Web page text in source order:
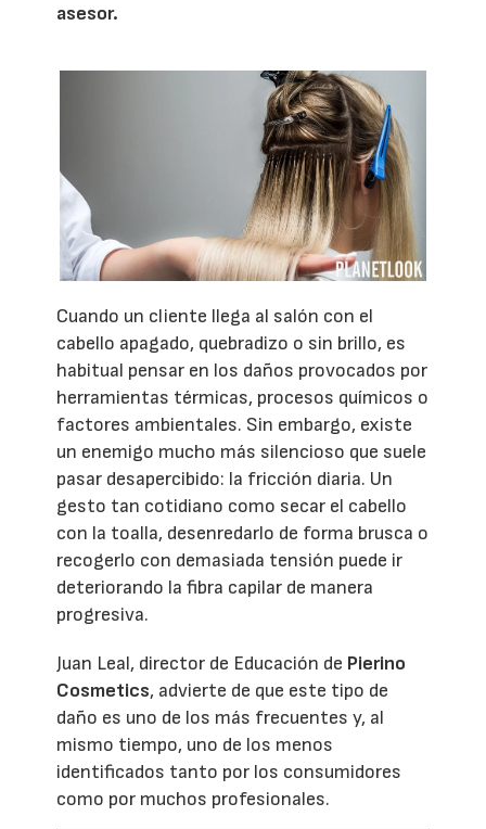
asesor.
Cuando un cliente llega al salón con el
cabello apagado, quebradizo o sin brillo, es
habitual pensar en los daños provocados por
herramientas térmicas, procesos químicos o
factores ambientales. Sin embargo, existe
un enemigo mucho más silencioso que suele
pasar desapercibido: la fricción diaria. Un
gesto tan cotidiano como secar el cabello
con la toalla, desenredarlo de forma brusca o
recogerlo con demasiada tensión puede ir
deteriorando la fibra capilar de manera
progresiva.
Juan Leal, director de Educación de Pierino
Cosmetics, advierte de que este tipo de
daño es uno de los más frecuentes y, al
mismo tiempo, uno de los menos
identificados tanto por los consumidores
como por muchos profesionales.